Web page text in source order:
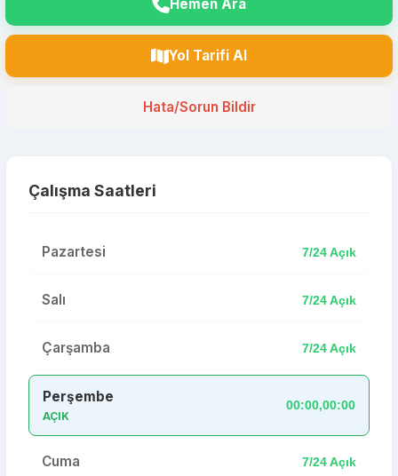
Hemen Ara
Yol Tarifi Al
Hata/Sorun Bildir
Çalışma Saatleri
Pazartesi 7/24 Açık
Salı 7/24 Açık
Çarşamba 7/24 Açık
Perşembe
AÇIK
00:00,00:00
Cuma 7/24 Açık